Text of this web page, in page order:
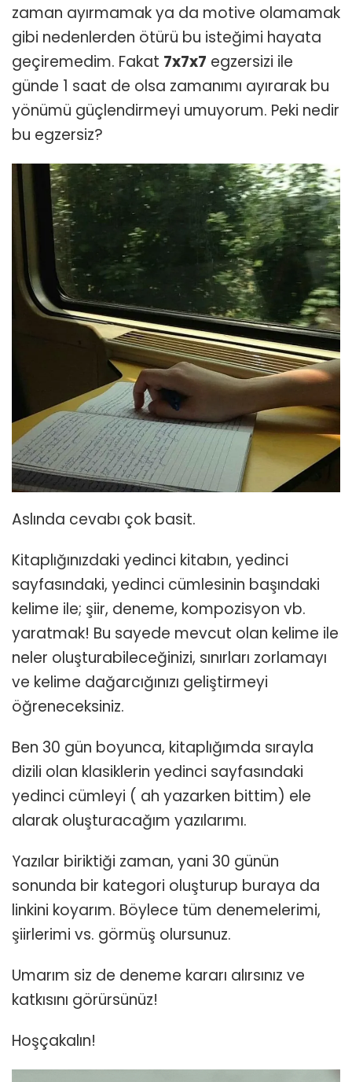
zaman ayırmamak ya da motive olamamak
gibi nedenlerden ötürü bu isteğimi hayata
geçiremedim. Fakat 7x7x7 egzersizi ile
günde 1 saat de olsa zamanımı ayırarak bu
yönümü güçlendirmeyi umuyorum. Peki nedir
bu egzersiz?
Aslında cevabı çok basit.
Kitaplığınızdaki yedinci kitabın, yedinci
sayfasındaki, yedinci cümlesinin başındaki
kelime ile; şiir, deneme, kompozisyon vb.
yaratmak! Bu sayede mevcut olan kelime ile
neler oluşturabileceğinizi, sınırları zorlamayı
ve kelime dağarcığınızı geliştirmeyi
öğreneceksiniz.
Ben 30 gün boyunca, kitaplığımda sırayla
dizili olan klasiklerin yedinci sayfasındaki
yedinci cümleyi ( ah yazarken bittim) ele
alarak oluşturacağım yazılarımı.
Yazılar biriktiği zaman, yani 30 günün
sonunda bir kategori oluşturup buraya da
linkini koyarım. Böylece tüm denemelerimi,
şiirlerimi vs. görmüş olursunuz.
Umarım siz de deneme kararı alırsınız ve
katkısını görürsünüz!
Hoşçakalın!